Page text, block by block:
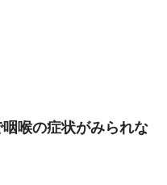
喉の症状がみられな